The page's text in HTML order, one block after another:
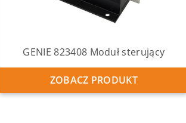
GENIE 823408 Moduł sterujący
ZOBACZ PRODUKT